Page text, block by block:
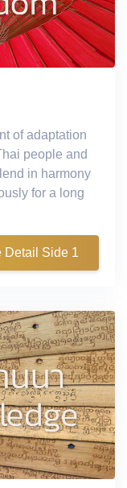
of adaptation
people and
in harmony
for a long
Detail Side 1